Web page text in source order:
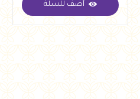
جنيه
أضف للسلة